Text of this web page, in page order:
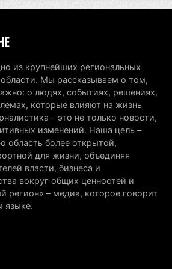
1 H2O и откроют академию
93
превратить
технологий и новых
назначили нового
суда
второй день не могут
из крупнейших региональных
Мы рассказываем о том,
о людях, событиях, решениях,
которые влияют на жизнь
– это не только новости,
изменений. Наша цель –
область более открытой,
для жизни, объединяя
власти, бизнеса и
вокруг общих ценностей и
регион» – медиа, которое говорит
языке.